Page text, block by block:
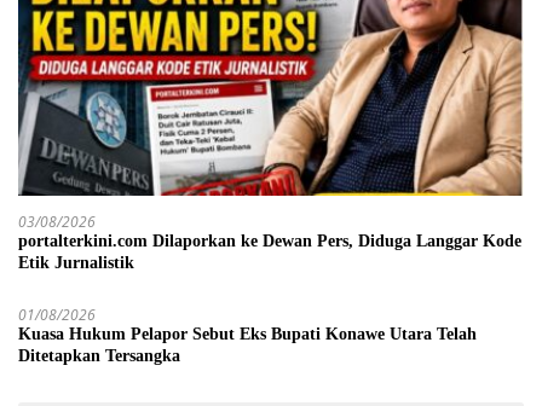
03/08/2026
portalterkini.com Dilaporkan ke Dewan Pers, Diduga Langgar Kode
Etik Jurnalistik
01/08/2026
Kuasa Hukum Pelapor Sebut Eks Bupati Konawe Utara Telah
Ditetapkan Tersangka